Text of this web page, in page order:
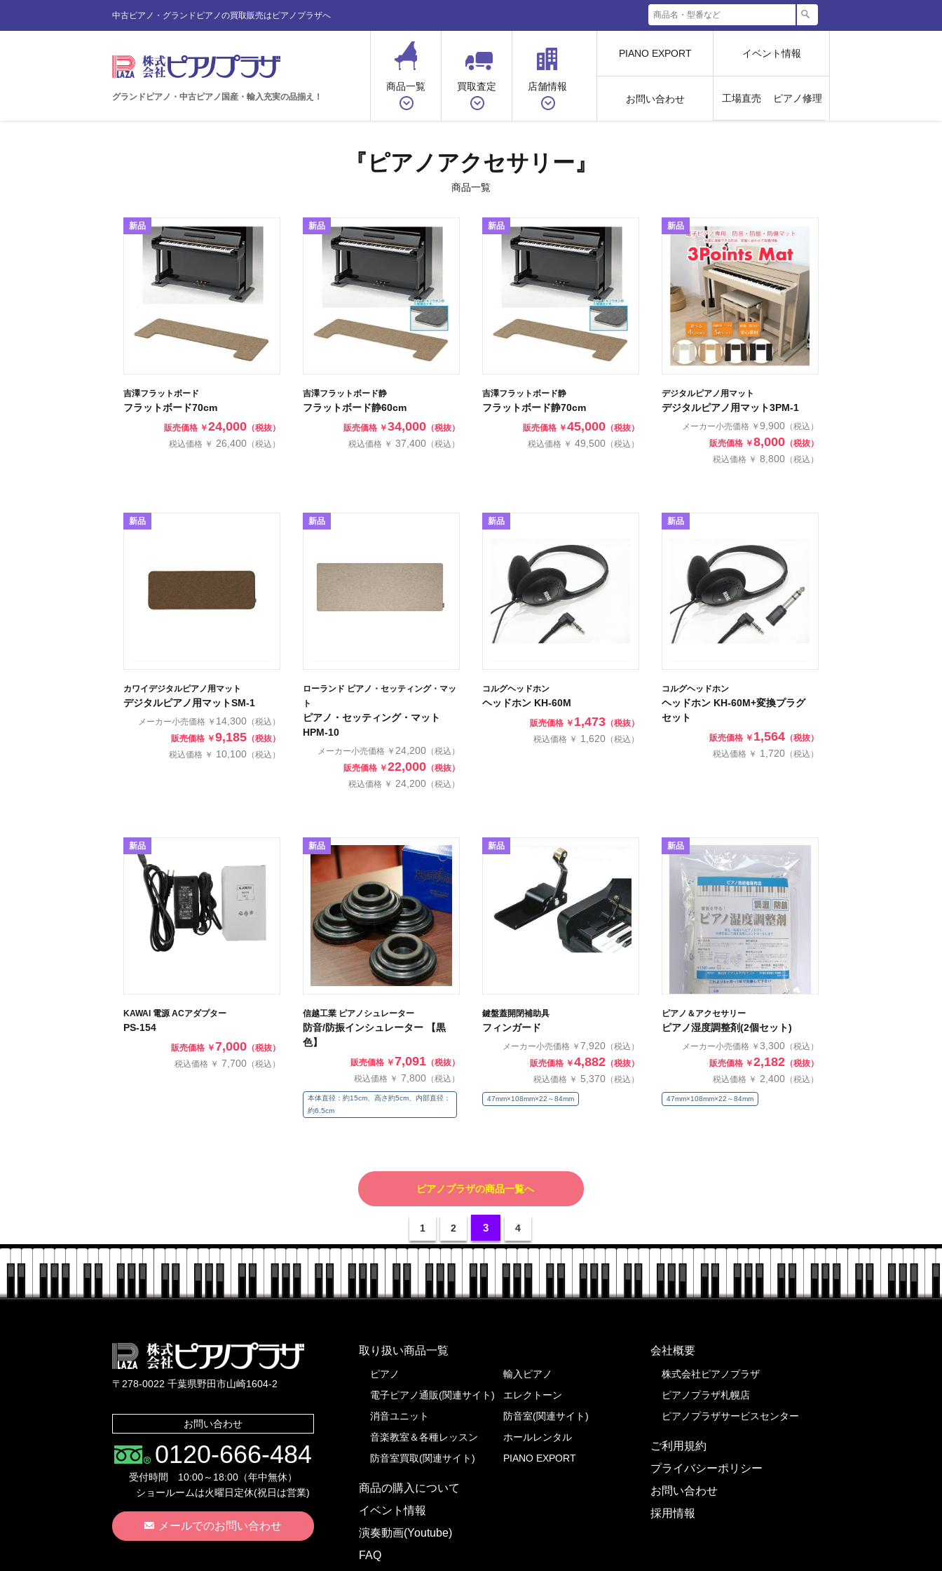
中古ピアノ・グランドピアノの買取販売はピアノプラザへ
グランドピアノ・中古ピアノ国産・輸入充実の品揃え！
商品一覧 買取査定 店舗情報
PIANO EXPORT
お問い合わせ
イベント情報
工場直売 ピアノ修理
『ピアノアクセサリー』
商品一覧
新品
吉澤フラットボード
フラットボード70cm
販売価格 ￥24,000 （税抜）
税込価格 ￥ 26,400 （税込）
新品
吉澤フラットボード静
フラットボード静60cm
販売価格 ￥34,000 （税抜）
税込価格 ￥ 37,400 （税込）
新品
吉澤フラットボード静
フラットボード静70cm
販売価格 ￥45,000 （税抜）
税込価格 ￥ 49,500 （税込）
新品
デジタルピアノ用マット
デジタルピアノ用マット3PM-1
メーカー小売価格 ￥ 9,900 （税込）
販売価格 ￥8,000 （税抜）
税込価格 ￥ 8,800 （税込）
新品
カワイデジタルピアノ用マット
デジタルピアノ用マットSM-1
メーカー小売価格 ￥ 14,300 （税込）
販売価格 ￥9,185 （税抜）
税込価格 ￥ 10,100 （税込）
新品
ローランド ピアノ・セッティング・マッ
ト
ピアノ・セッティング・マット
HPM-10
メーカー小売価格 ￥ 24,200 （税込）
販売価格 ￥22,000 （税抜）
税込価格 ￥ 24,200 （税込）
新品
コルグヘッドホン
ヘッドホン KH-60M
販売価格 ￥ 1,473 （税抜）
税込価格 ￥ 1,620 （税込）
新品
コルグヘッドホン
ヘッドホン KH-60M+変換プラグ
セット
販売価格 ￥ 1,564 （税抜）
税込価格 ￥ 1,720 （税込）
新品
KAWAI 電源 ACアダプター
PS-154
販売価格 ￥7,000 （税抜）
税込価格 ￥ 7,700 （税込）
新品
信越工業 ピアノシュレーター
防音/防振インシュレーター 【黒
色】
販売価格 ￥7,091 （税抜）
税込価格 ￥ 7,800 （税込）
本体直径：約15cm、高さ約5cm、内部直径：
約6.5cm
新品
鍵盤蓋開閉補助具
フィンガード
メーカー小売価格 ￥ 7,920 （税込）
販売価格 ￥4,882 （税抜）
税込価格 ￥ 5,370 （税込）
47mm×108mm×22～84mm
新品
ピアノ＆アクセサリー
ピアノ湿度調整剤(2個セット)
メーカー小売価格 ￥ 3,300 （税込）
販売価格 ￥2,182 （税抜）
税込価格 ￥ 2,400 （税込）
47mm×108mm×22～84mm
ピアノプラザの商品一覧へ
1 2 3 4
株式会社ピアノプラザ
〒278-0022 千葉県野田市山崎1604-2
お問い合わせ
0120-666-484
受付時間 10:00～18:00（年中無休）
ショールームは火曜日定休(祝日は営業)
メールでのお問い合わせ
取り扱い商品一覧
ピアノ
輸入ピアノ
電子ピアノ通販(関連サイト)
エレクトーン
消音ユニット
防音室(関連サイト)
音楽教室＆各種レッスン
ホールレンタル
防音室買取(関連サイト)
PIANO EXPORT
商品の購入について
イベント情報
演奏動画(Youtube)
FAQ
会社概要
株式会社ピアノプラザ
ピアノプラザ札幌店
ピアノプラザサービスセンター
ご利用規約
プライバシーポリシー
お問い合わせ
採用情報